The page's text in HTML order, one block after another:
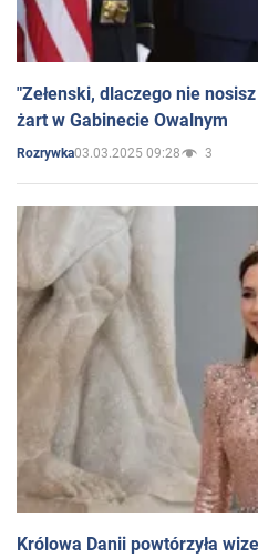
"Zełenski, dlaczego nie
żart w Gabinecie Owalnym
Rozrywka03.03.2025 09:28 3
Królowa Danii powtórzyła